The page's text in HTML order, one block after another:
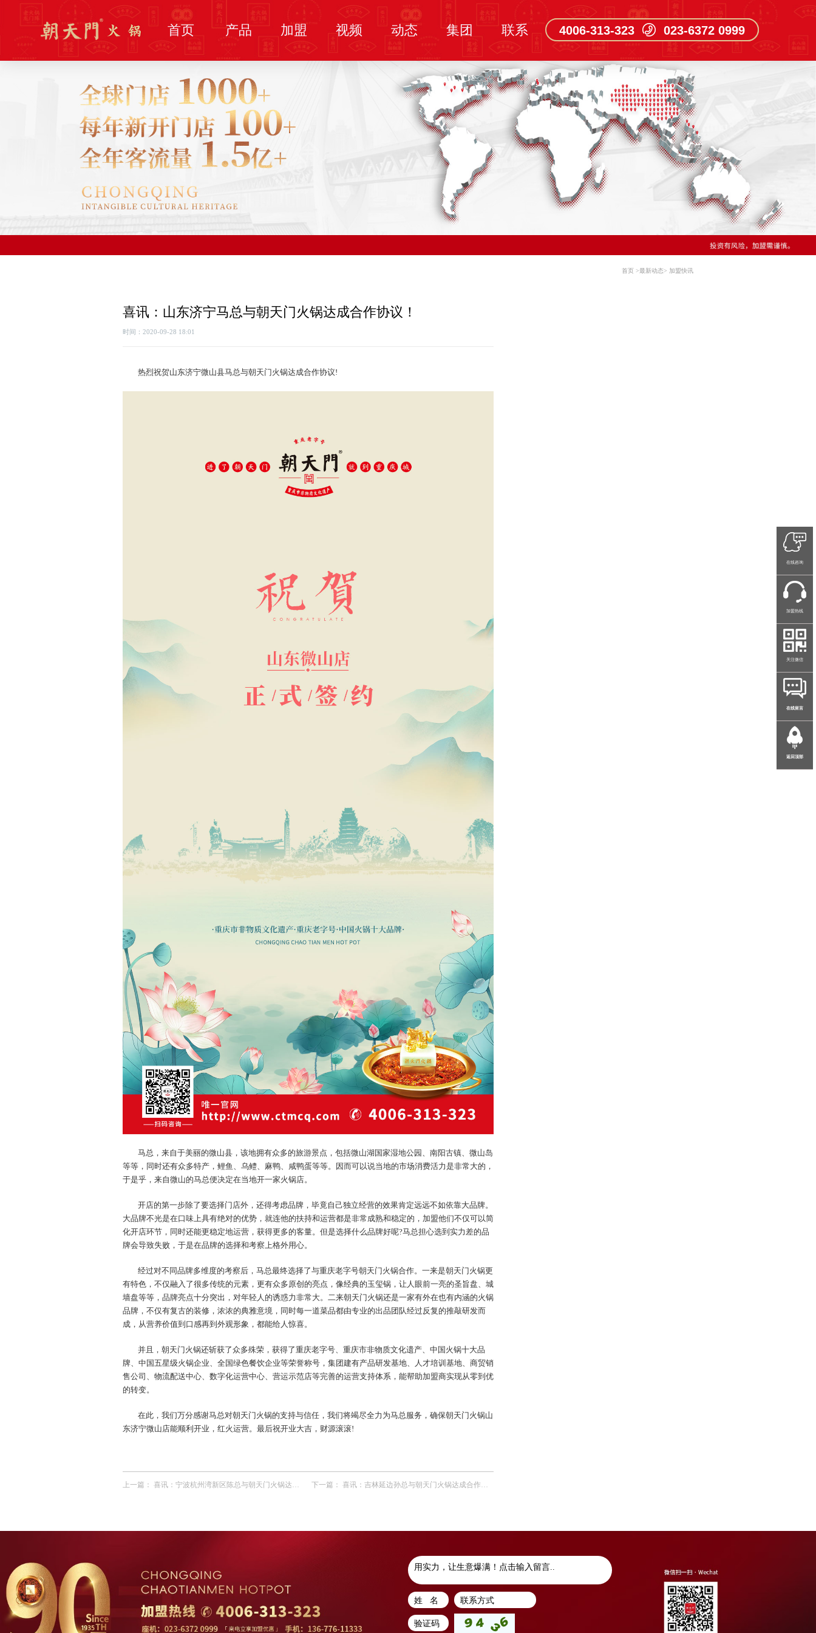
首页 产品 加盟 视频 动态 集团 联系 4006-313-323 023-6372 0999
首页>最新动态> 加盟快讯
喜讯：山东济宁马总与朝天门火锅达成合作协议！
时间：2020-09-28 18:01
热烈祝贺山东济宁微山县马总与朝天门火锅达成合作协议!
马总，来自于美丽的微山县，该地拥有众多的旅游景点，包括微山湖国家湿地公园、南阳古镇、微山岛
等等，同时还有众多特产，鲤鱼、乌鳢、麻鸭、咸鸭蛋等等。因而可以说当地的市场消费活力是非常大的，
于是乎，来自微山的马总便决定在当地开一家火锅店。
开店的第一步除了要选择门店外，还得考虑品牌，毕竟自己独立经营的效果肯定远远不如依靠大品牌。
大品牌不光是在口味上具有绝对的优势，就连他的扶持和运营都是非常成熟和稳定的，加盟他们不仅可以简
化开店环节，同时还能更稳定地运营，获得更多的客量。但是选择什么品牌好呢?马总担心选到实力差的品
牌会导致失败，于是在品牌的选择和考察上格外用心。
经过对不同品牌多维度的考察后，马总最终选择了与重庆老字号朝天门火锅合作。一来是朝天门火锅更
有特色，不仅融入了很多传统的元素，更有众多原创的亮点，像经典的玉玺锅，让人眼前一亮的圣旨盘、城
墙盘等等，品牌亮点十分突出，对年轻人的诱惑力非常大。二来朝天门火锅还是一家有外在也有内涵的火锅
品牌，不仅有复古的装修，浓浓的典雅意境，同时每一道菜品都由专业的出品团队经过反复的推敲研发而
成，从营养价值到口感再到外观形象，都能给人惊喜。
并且，朝天门火锅还斩获了众多殊荣，获得了重庆老字号、重庆市非物质文化遗产、中国火锅十大品
牌、中国五星级火锅企业、全国绿色餐饮企业等荣誉称号，集团建有产品研发基地、人才培训基地、商贸销
售公司、物流配送中心、数字化运营中心、营运示范店等完善的运营支持体系，能帮助加盟商实现从零到优
的转变。
在此，我们万分感谢马总对朝天门火锅的支持与信任，我们将竭尽全力为马总服务，确保朝天门火锅山
东济宁微山店能顺利开业，红火运营。最后祝开业大吉，财源滚滚!
上一篇： 喜讯：宁波杭州湾新区陈总与朝天门火锅达成合作协议！ 下一篇：喜讯：吉林延边孙总与朝天门火锅达成合作协议！
在线咨询
加盟热线
关注微信
在线留言
返回顶部